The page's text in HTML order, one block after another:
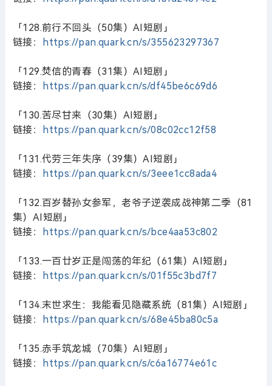
「128.前行不回头（50集）AI短剧」
链接：
https://pan.quark.cn/s/355623297367
「129.焚信的青春（31集）AI短剧」
链接：
https://pan.quark.cn/s/df45be6c69d6
「130.苦尽甘来（30集）AI短剧」
链接：
https://pan.quark.cn/s/08c02cc12f58
「131.代劳三年失序（39集）AI短剧」
链接：
https://pan.quark.cn/s/3eee1cc8ada4
「132.百岁替孙女参军，老爷子逆袭成战神第二季（81
集）AI短剧」
链接：
https://pan.quark.cn/s/bce4aa53c802
「133.一百廿岁正是闯荡的年纪（61集）AI短剧」
链接：
https://pan.quark.cn/s/01f55c3bd7f7
「134.末世求生：我能看见隐藏系统（81集）AI短剧」
链接：
https://pan.quark.cn/s/68e45ba80c5a
「135.赤手筑龙城（70集）AI短剧」
链接：
https://pan.quark.cn/s/c6a16774e61c